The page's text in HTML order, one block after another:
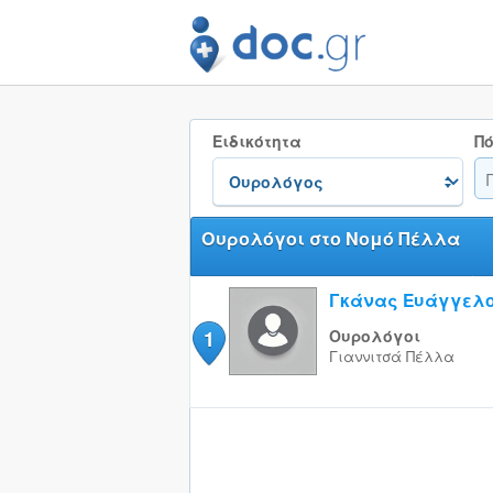
Ειδικότητα
Ουρολόγοι στο Νομό Πέλλα
1
Γκάνας
Ουρολόγοι
Γιαννιτσά Πέλλα